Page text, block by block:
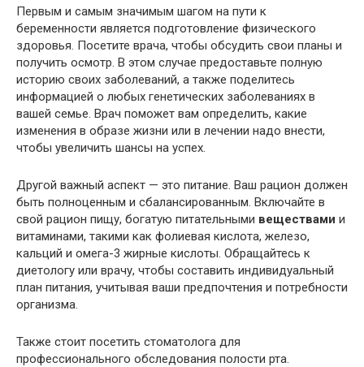
Первым и самым значимым шагом на пути к
беременности является подготовление физического
здоровья. Посетите врача, чтобы обсудить свои планы и
получить осмотр. В этом случае предоставьте полную
историю своих заболеваний, а также поделитесь
информацией о любых генетических заболеваниях в
вашей семье. Врач поможет вам определить, какие
изменения в образе жизни или в лечении надо внести,
чтобы увеличить шансы на успех.
Другой важный аспект — это питание. Ваш рацион должен
быть полноценным и сбалансированным. Включайте в
свой рацион пищу, богатую питательными веществами и
витаминами, такими как фолиевая кислота, железо,
кальций и омега-3 жирные кислоты. Обращайтесь к
диетологу или врачу, чтобы составить индивидуальный
план питания, учитывая ваши предпочтения и потребности
организма.
Также стоит посетить стоматолога для
профессионального обследования полости рта.